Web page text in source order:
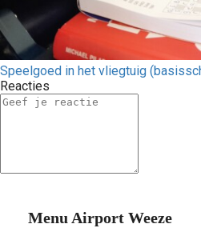
Speelgoed in het vliegtuig
Reacties
Menu Airport Weeze